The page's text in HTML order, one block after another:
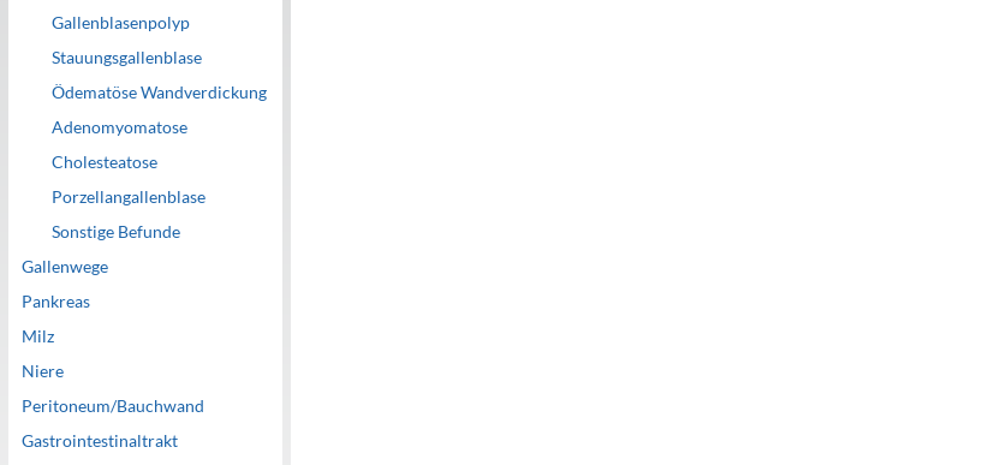
Gallenblasenpolyp
Stauungsgallenblase
Ödematöse Wandverdickung
Adenomyomatose
Cholesteatose
Porzellangallenblase
Sonstige Befunde
Gallenwege
Pankreas
Milz
Niere
Peritoneum/Bauchwand
Gastrointestinaltrakt